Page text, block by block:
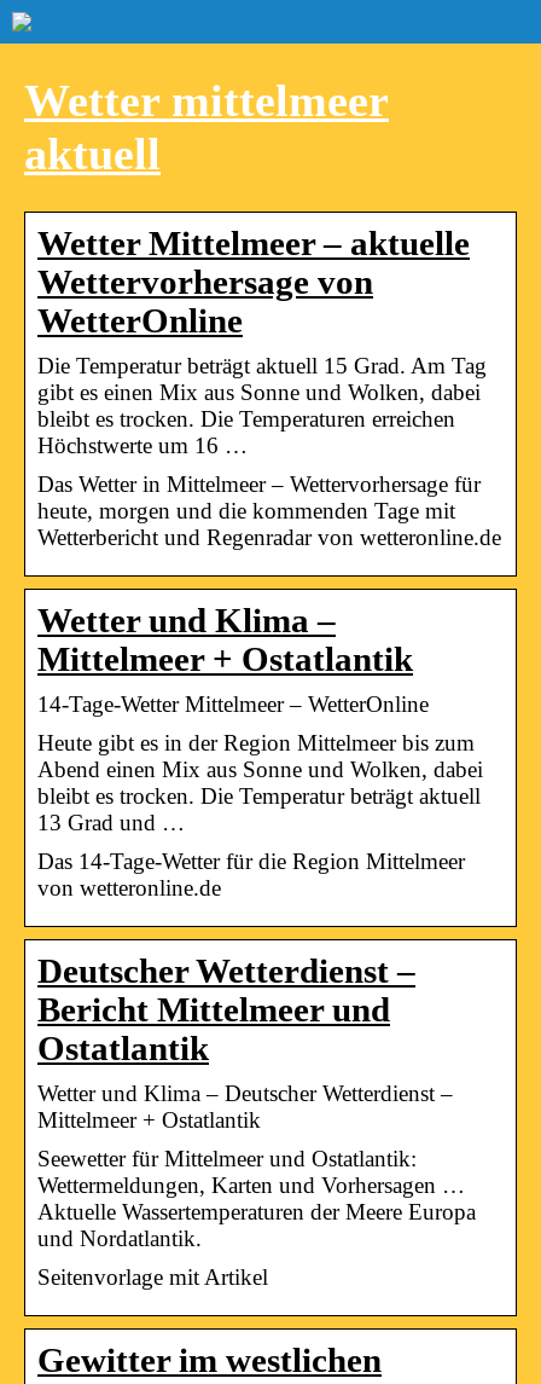
Wetter mittelmeer
aktuell
Wetter Mittelmeer – aktuelle
Wettervorhersage von
WetterOnline
Die Temperatur beträgt aktuell 15 Grad. Am Tag
gibt es einen Mix aus Sonne und Wolken, dabei
bleibt es trocken. Die Temperaturen erreichen
Höchstwerte um 16 …
Das Wetter in Mittelmeer – Wettervorhersage für
heute, morgen und die kommenden Tage mit
Wetterbericht und Regenradar von wetteronline.de
Wetter und Klima –
Mittelmeer + Ostatlantik
14-Tage-Wetter Mittelmeer – WetterOnline
Heute gibt es in der Region Mittelmeer bis zum
Abend einen Mix aus Sonne und Wolken, dabei
bleibt es trocken. Die Temperatur beträgt aktuell
13 Grad und …
Das 14-Tage-Wetter für die Region Mittelmeer
von wetteronline.de
Deutscher Wetterdienst –
Bericht Mittelmeer und
Ostatlantik
Wetter und Klima – Deutscher Wetterdienst –
Mittelmeer + Ostatlantik
Seewetter für Mittelmeer und Ostatlantik:
Wettermeldungen, Karten und Vorhersagen …
Aktuelle Wassertemperaturen der Meere Europa
und Nordatlantik.
Seitenvorlage mit Artikel
Gewitter im westlichen